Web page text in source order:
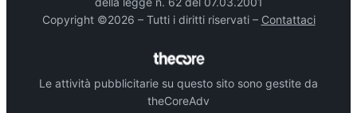
Copyright ©2026 – Tutti i diritti riservati – Contattaci
Le attività pubblicitarie su questo sito sono gestite da
theCoreAdv